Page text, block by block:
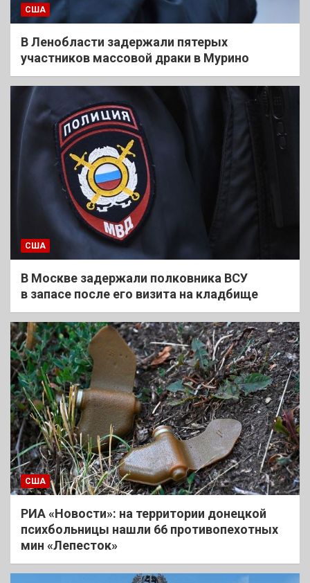
США
В Ленобласти задержали пятерых
участников массовой драки в Мурино
США
В Москве задержали полковника ВСУ
в запасе после его визита на кладбище
США
РИА «Новости»: на территории донецкой
психбольницы нашли 66 противопехотных
мин «Лепесток»